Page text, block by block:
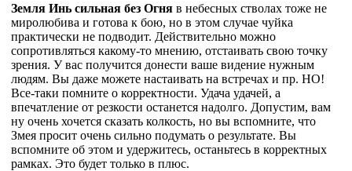
Земля Инь сильная без Огня в небесных стволах тоже не
миролюбива и готова к бою, но в этом случае чуйка
практически не подводит. Действительно можно
сопротивляться какому-то мнению, отстаивать свою точку
зрения. У вас получится донести ваше видение нужным
людям. Вы даже можете настаивать на встречах и пр. НО!
Все-таки помните о корректности. Удача удачей, а
впечатление от резкости останется надолго. Допустим, вам
ну очень хочется сказать колкость, но вы вспомните, что
Змея просит очень сильно подумать о результате. Вы
вспомните об этом и удержитесь, останьтесь в корректных
рамках. Это будет только в плюс.